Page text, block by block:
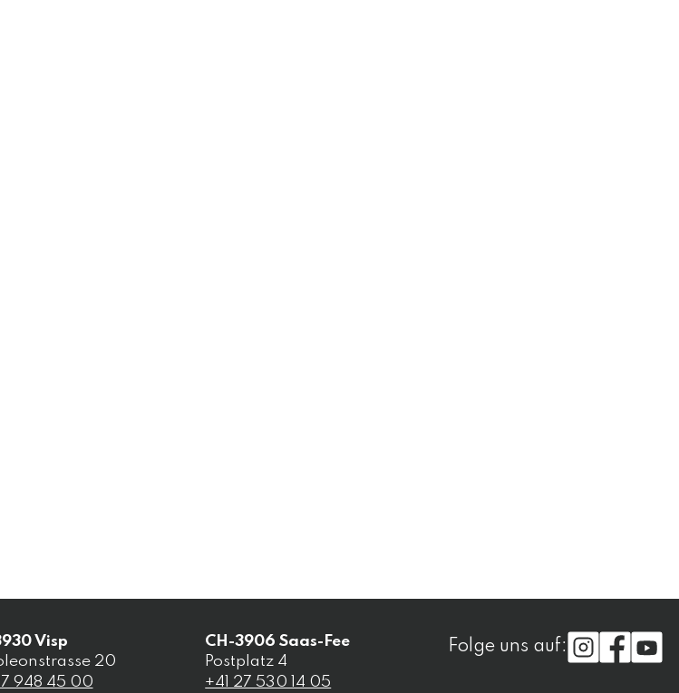
Visp
20
948 45 00
CH-3906Saas-Fee
Postplatz 4
+41 27 530 14 05
Folge uns auf: